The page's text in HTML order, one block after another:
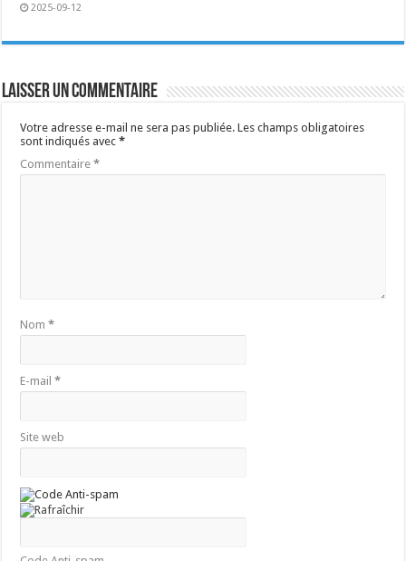
2025-09-12
Laisser un commentaire
Votre adresse e-mail ne sera pas publiée. Les champs obligatoires
sont indiqués avec*
Commentaire*
Nom*
E-mail*
Site web